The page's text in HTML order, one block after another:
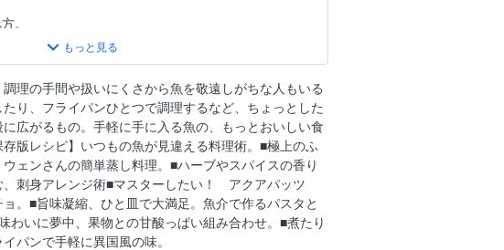
。
る、ウー•ウェンさんの簡単蒸し料理。
パッツァ、アヒージョ、カルパッチョ。
。魚介で作るパスタとカレー。
夢中、果物との甘酸っぱい組み合わせ。
在。フライパンで手軽に異国風の味。
て。香りや食感もご馳走、絶品春巻き。
握らない華やかお寿司でおもてなし。
理の手間や扱いにくさから魚を敬遠しがちな人もいる
り、フライパンひとつで調理するなど、ちょっとした
広がるもの。手軽に手に入る魚の、もっとおいしい食
版レシピ】いつもの魚が見違える料理術。■極上のふ
ェンさんの簡単蒸し料理。■ハーブやスパイスの香り
、刺身アレンジ術■マスターしたい！ アクアパッツ
。■旨味凝縮、ひと皿で大満足。魚介で作るパスタと
わいに夢中、果物との甘酸っぱい組み合わせ。■煮たり
パンで手軽に異国風の味。